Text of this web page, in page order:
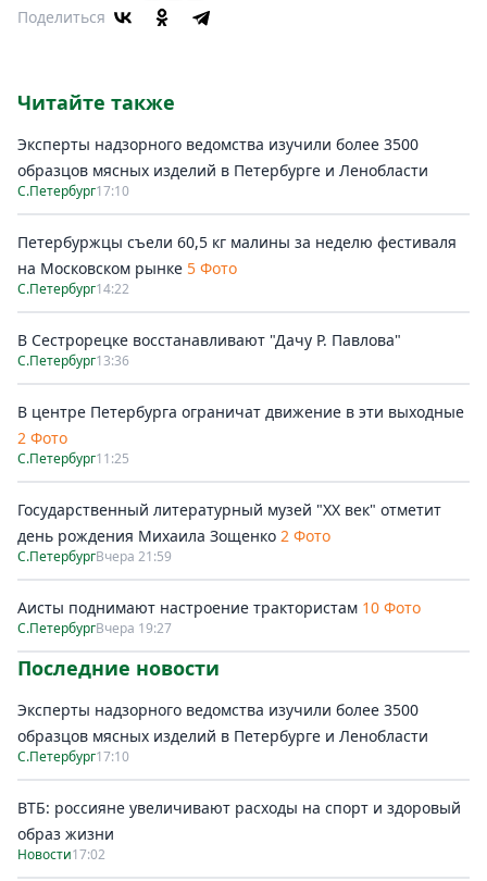
Поделиться
Читайте также
Эксперты надзорного ведомства изучили более 3500
образцов мясных изделий в Петербурге и Ленобласти
С.Петербург17:10
Петербуржцы съели 60,5 кг малины за неделю фестиваля
на Московском рынке 5 Фото
С.Петербург14:22
В Сестрорецке восстанавливают "Дачу Р. Павлова"
С.Петербург13:36
В центре Петербурга ограничат движение в эти выходные
2 Фото
С.Петербург11:25
Государственный литературный музей "ХХ век" отметит
день рождения Михаила Зощенко 2 Фото
С.ПетербургВчера 21:59
Аисты поднимают настроение трактористам 10 Фото
С.ПетербургВчера 19:27
Последние новости
Эксперты надзорного ведомства изучили более 3500
образцов мясных изделий в Петербурге и Ленобласти
С.Петербург17:10
ВТБ: россияне увеличивают расходы на спорт и здоровый
образ жизни
Новости17:02